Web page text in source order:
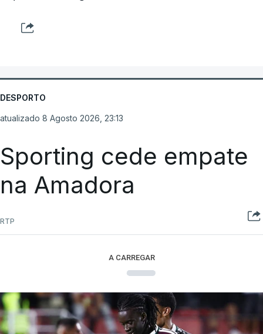
DESPORTO
atualizado 8 Agosto 2026, 23:13
Sporting cede empate
na Amadora
RTP
A CARREGAR